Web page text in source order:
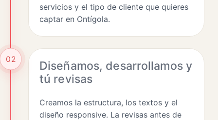
servicios y el tipo de cliente que quieres
captar en Ontígola.
02
Diseñamos, desarrollamos y
tú revisas
Creamos la estructura, los textos y el
diseño responsive. La revisas antes de